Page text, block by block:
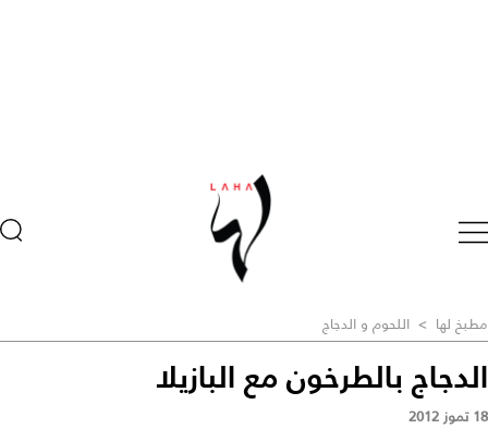
مطبخ لها > اللحوم و الدجاج
الدجاج بالطرخون مع البازيلا
18 تموز 2012